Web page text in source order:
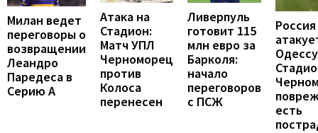
Милан ведет
переговоры о
возвращении
Леандро
Паредеса в
Серию А
Атака на
Стадион:
Матч УПЛ
Черноморец
против
Колоса
перенесен
Ливерпуль
готовит 115
млн евро за
Барколя:
начало
переговоров
с ПСЖ
Россия
есть